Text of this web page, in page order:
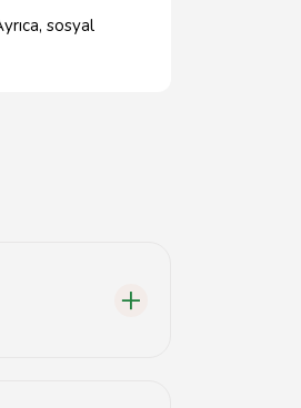
sosyal